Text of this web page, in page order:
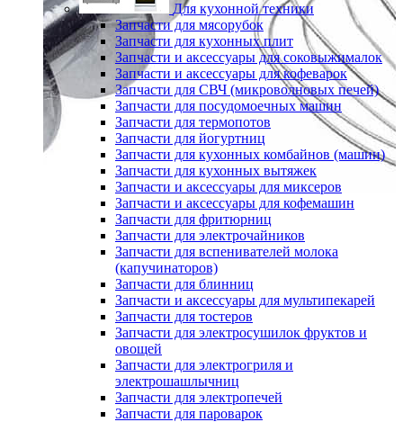
Для кухонной техники
Запчасти для мясорубок
Запчасти для кухонных плит
Запчасти и аксессуары для соковыжималок
Запчасти и аксессуары для кофеварок
Запчасти для СВЧ (микроволновых печей)
Запчасти для посудомоечных машин
Запчасти для термопотов
Запчасти для йогуртниц
Запчасти для кухонных комбайнов (машин)
Запчасти для кухонных вытяжек
Запчасти и аксессуары для миксеров
Запчасти и аксессуары для кофемашин
Запчасти для фритюрниц
Запчасти для электрочайников
Запчасти для вспенивателей молока
(капучинаторов)
Запчасти для блинниц
Запчасти и аксессуары для мультипекарей
Запчасти для тостеров
Запчасти для электросушилок фруктов и
овощей
Запчасти для электрогриля и
электрошашлычниц
Запчасти для электропечей
Запчасти для пароварок